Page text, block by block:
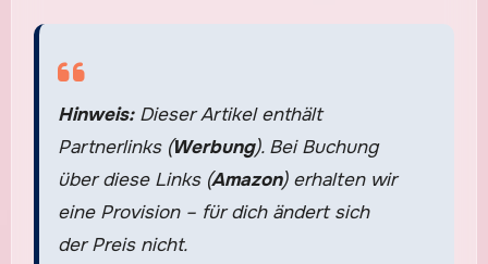
Hinweis:Dieser Artikel enthält
Partnerlinks (Werbung). Bei Buchung
über diese Links (Amazon) erhalten wir
eine Provision – für dich ändert sich
der Preis nicht.